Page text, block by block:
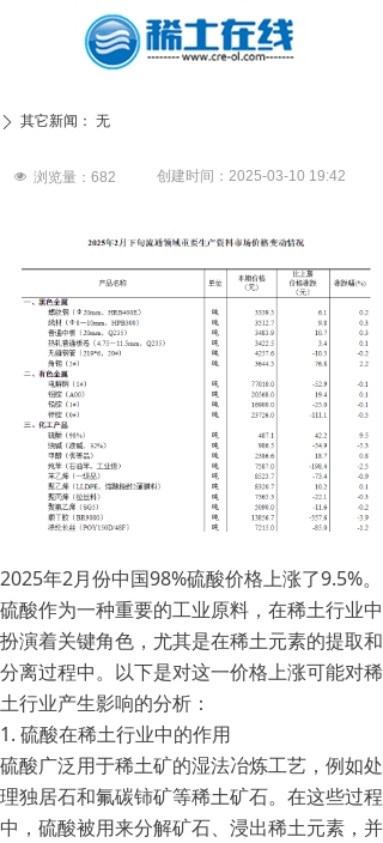
创建时间： 2025-03-10 19:42
넶 浏览量： 682
2025年2月份中国98%硫酸价格上涨了9.5%。
硫酸作为一种重要的工业原料，在稀土行业中
扮演着关键角色，尤其是在稀土元素的提取和
分离过程中。以下是对这一价格上涨可能对稀
土行业产生影响的分析：
1. 硫酸在稀土行业中的作用
硫酸广泛用于稀土矿的湿法冶炼工艺，例如处
理独居石和氟碳铈矿等稀土矿石。在这些过程
中，硫酸被用来分解矿石、浸出稀土元素，并
ꄲ 其它新闻： 无